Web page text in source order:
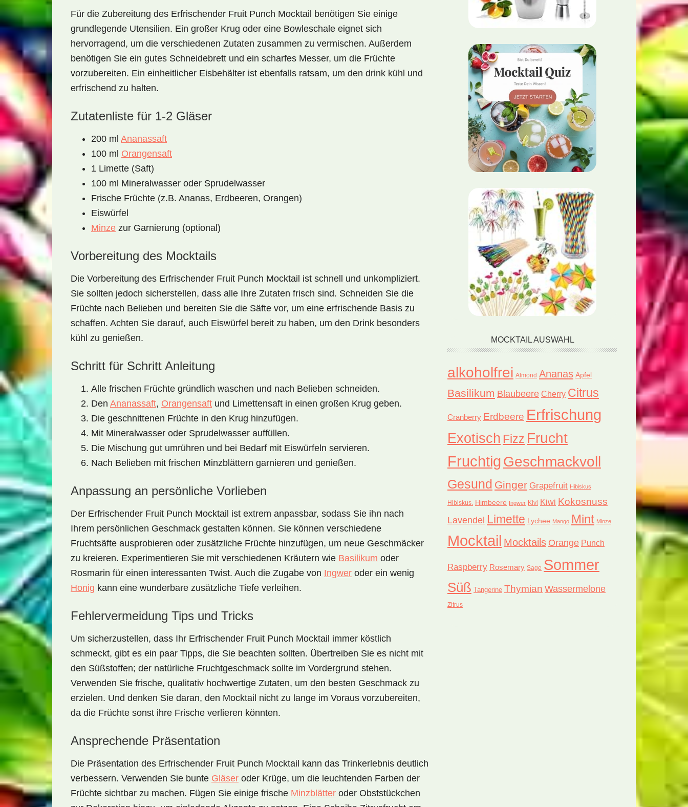
Für die Zubereitung des Erfrischender Fruit Punch Mocktail benötigen Sie einige
grundlegende Utensilien. Ein großer Krug oder eine Bowleschale eignet sich
hervorragend, um die verschiedenen Zutaten zusammen zu vermischen. Außerdem
benötigen Sie ein gutes Schneidebrett und ein scharfes Messer, um die Früchte
vorzubereiten. Ein einheitlicher Eisbehälter ist ebenfalls ratsam, um den drink kühl und
erfrischend zu halten.
Zutatenliste für 1-2 Gläser
200 ml Ananassaft
100 ml Orangensaft
1 Limette (Saft)
100 ml Mineralwasser oder Sprudelwasser
Frische Früchte (z.B. Ananas, Erdbeeren, Orangen)
Eiswürfel
Minze zur Garnierung (optional)
Vorbereitung des Mocktails
Die Vorbereitung des Erfrischender Fruit Punch Mocktail ist schnell und unkompliziert.
Sie sollten jedoch sicherstellen, dass alle Ihre Zutaten frisch sind. Schneiden Sie die
Früchte nach Belieben und bereiten Sie die Säfte vor, um eine erfrischende Basis zu
schaffen. Achten Sie darauf, auch Eiswürfel bereit zu haben, um den Drink besonders
kühl zu genießen.
Schritt für Schritt Anleitung
Alle frischen Früchte gründlich waschen und nach Belieben schneiden.
Den Ananassaft, Orangensaft und Limettensaft in einen großen Krug geben.
Die geschnittenen Früchte in den Krug hinzufügen.
Mit Mineralwasser oder Sprudelwasser auffüllen.
Die Mischung gut umrühren und bei Bedarf mit Eiswürfeln servieren.
Nach Belieben mit frischen Minzblättern garnieren und genießen.
Anpassung an persönliche Vorlieben
Der Erfrischender Fruit Punch Mocktail ist extrem anpassbar, sodass Sie ihn nach
Ihrem persönlichen Geschmack gestalten können. Sie können verschiedene
Fruchtsäfte ausprobieren oder zusätzliche Früchte hinzufügen, um neue Geschmäcker
zu kreieren. Experimentieren Sie mit verschiedenen Kräutern wie Basilikum oder
Rosmarin für einen interessanten Twist. Auch die Zugabe von Ingwer oder ein wenig
Honig kann eine wunderbare zusätzliche Tiefe verleihen.
Fehlervermeidung Tips und Tricks
Um sicherzustellen, dass Ihr Erfrischender Fruit Punch Mocktail immer köstlich
schmeckt, gibt es ein paar Tipps, die Sie beachten sollten. Übertreiben Sie es nicht mit
den Süßstoffen; der natürliche Fruchtgeschmack sollte im Vordergrund stehen.
Verwenden Sie frische, qualitativ hochwertige Zutaten, um den besten Geschmack zu
erzielen. Und denken Sie daran, den Mocktail nicht zu lange im Voraus vorzubereiten,
da die Früchte sonst ihre Frische verlieren könnten.
Ansprechende Präsentation
Die Präsentation des Erfrischender Fruit Punch Mocktail kann das Trinkerlebnis deutlich
verbessern. Verwenden Sie bunte Gläser oder Krüge, um die leuchtenden Farben der
Früchte sichtbar zu machen. Fügen Sie einige frische Minzblätter oder Obststückchen
MOCKTAIL AUSWAHL
alkoholfrei Almond Ananas Apfel
Basilikum Blaubeere Cherry Citrus
Cranberry Erdbeere Erfrischung
Exotisch Fizz Frucht
FruchtigGeschmackvoll
Gesund Ginger Grapefruit Hibiskus
Hibiskus. Himbeere Ingwer Kivi Kiwi Kokosnuss
Lavendel Limette Lychee Mango Mint Minze
Mocktail Mocktails Orange Punch
Raspberry Rosemary Sage Sommer
Süß Tangerine Thymian Wassermelone
Zitrus